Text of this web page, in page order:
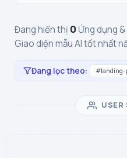
Đang hiển thị 0 Ứng dụng
Giao diện mẫu AI tốt nhất
Đang lọc theo: #landing-
USER